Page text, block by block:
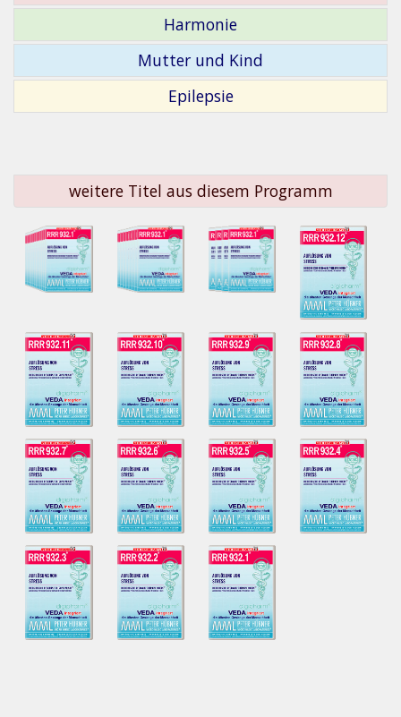
Harmonie
Mutter und Kind
Epilepsie
weitere Titel aus diesem Programm